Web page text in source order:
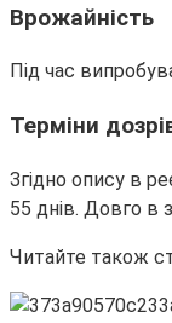
Врожайність
Під час
Терміни
Згідно опису в
55 днів. Довго в
Читайте також